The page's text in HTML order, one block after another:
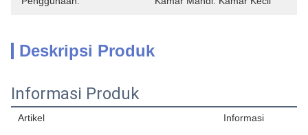
Deskripsi Produk
Informasi Produk
Artikel Informasi